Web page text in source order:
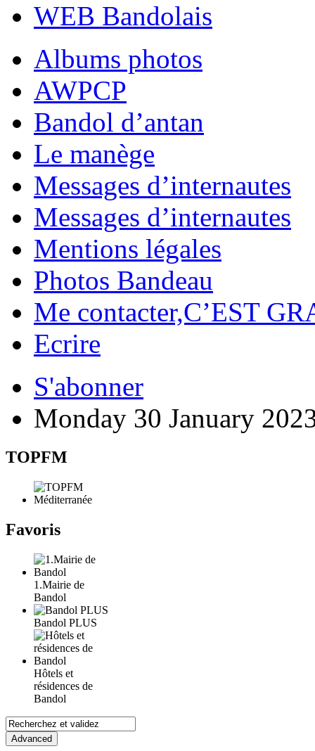
WEB Bandolais
Albums photos
AWPCP
Bandol d’antan
Le manège
Messages d’internautes
Messages d’internautes
Mentions légales
Photos Bandeau
Me contacter,C’EST
Ecrire
S'abonner
Monday 30 January
TOPFM
Favoris
1.Mairie de
Bandol
Bandol PLUS
Hôtels et
résidences de
Bandol